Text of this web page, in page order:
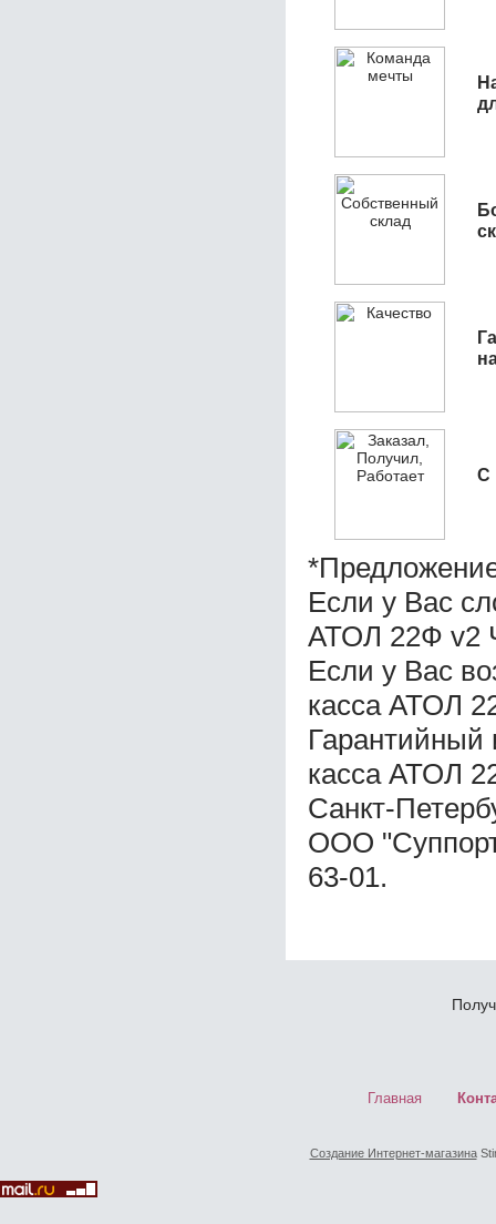
С
Если у Вас
АТОЛ 22Ф v2
Если у Вас
касса АТОЛ
Гарантийный
касса АТОЛ
Санкт-
ООО
63-01.
Главная
Создание Интернет-магазина